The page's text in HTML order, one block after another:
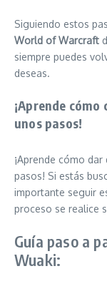
Siguiendo estos
World of Warcraft
siempre puedes
deseas.
¡Aprende
unos pasos!
¡Aprende cómo dar
pasos! Si estás
importante seguir
proceso se realice
Guía paso a
Wuaki: